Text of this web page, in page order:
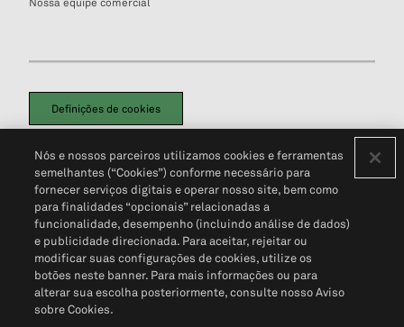
Definições de cookies
Política de PrivacidadePortal de privacidade do cliente (em inglês)
Não Venda Minhas Informações Pessoais© 2026 S&P Global
Nós e nossos parceiros utilizamos cookies e ferramentas
semelhantes (“Cookies”) conforme necessário para
fornecer serviços digitais e operar nosso site, bem como
para finalidades “opcionais” relacionadas a
funcionalidade, desempenho (incluindo análise de dados)
e publicidade direcionada. Para aceitar, rejeitar ou
modificar suas configurações de cookies, utilize os
botões neste banner. Para mais informações ou para
alterar sua escolha posteriormente, consulte nosso Aviso
sobre Cookies.